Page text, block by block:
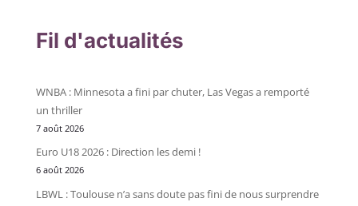
Fil d'actualités
WNBA : Minnesota a fini par chuter, Las Vegas a remporté
un thriller
7 août 2026
Euro U18 2026 : Direction les demi !
6 août 2026
LBWL : Toulouse n’a sans doute pas fini de nous surprendre